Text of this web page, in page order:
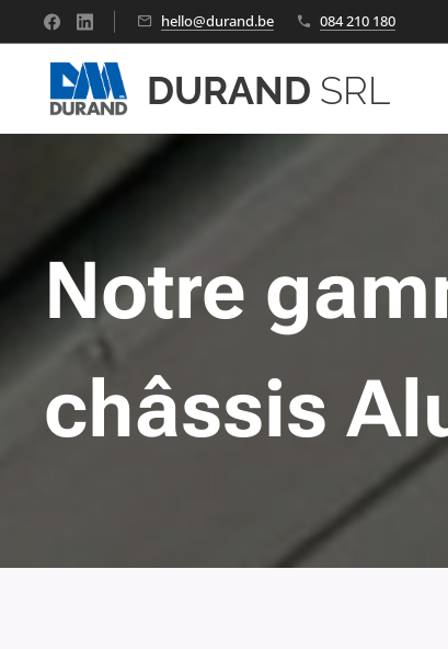
hello@durand.be 084 210 180
DURAND SRL
Notre
châssis